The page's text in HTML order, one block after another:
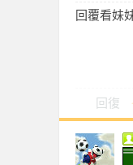
回覆看妹
回復